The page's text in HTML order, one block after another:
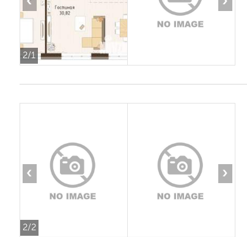
2/1
2/2
‹ ›